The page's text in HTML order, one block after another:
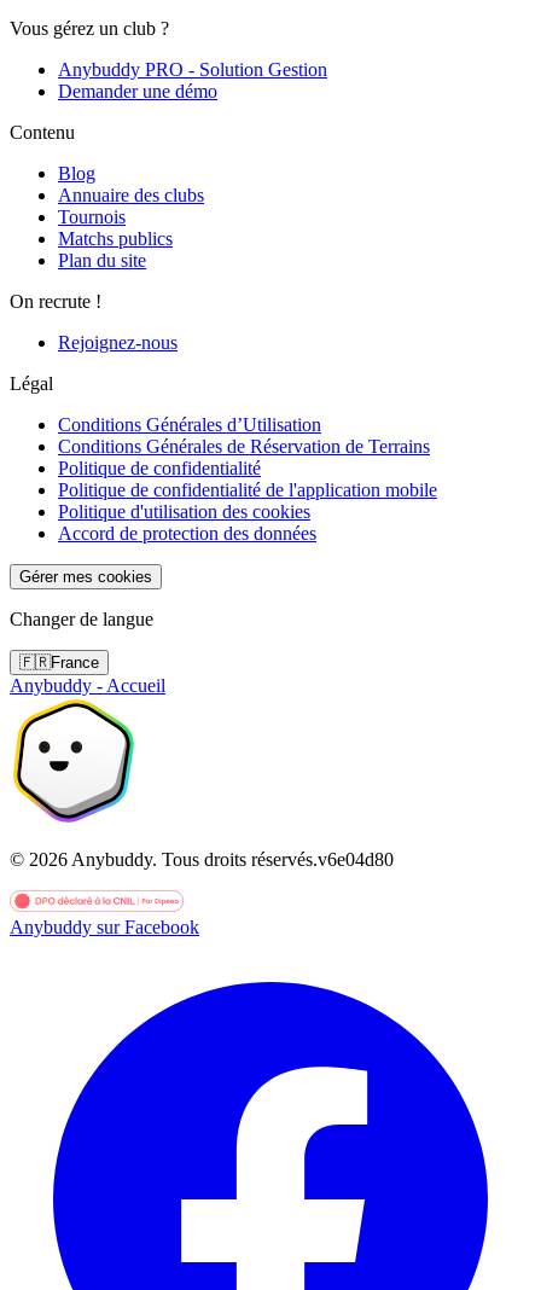
Vous gérez un club ?
Anybuddy PRO - Solution Gestion
Demander une démo
Contenu
Blog
Annuaire des clubs
Tournois
Matchs publics
Plan du site
On recrute !
Rejoignez-nous
Légal
Conditions Générales d’Utilisation
Conditions Générales de Réservation de Terrains
Politique de confidentialité
Politique de confidentialité de l'application mobile
Politique d'utilisation des cookies
Accord de protection des données
Gérer mes cookies
Changer de langue
🇫🇷France
Anybuddy - Accueil
© 2026 Anybuddy. Tous droits réservés.v6e04d80
Anybuddy sur Facebook